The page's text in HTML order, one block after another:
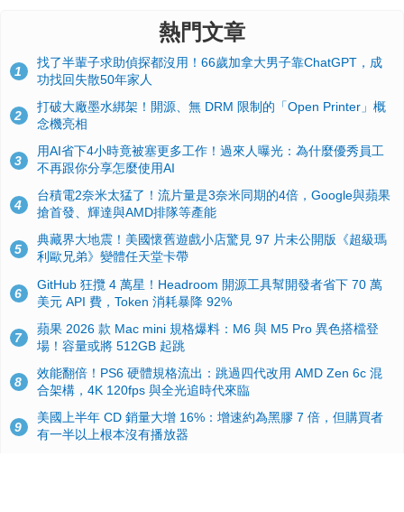
熱門文章
1
找了半輩子求助偵探都沒用！66歲加拿大男子靠ChatGPT，成
功找回失散50年家人
2
打破大廠墨水綁架！開源、無 DRM 限制的「Open Printer」概
念機亮相
3
用AI省下4小時竟被塞更多工作！過來人曝光：為什麼優秀員工
不再跟你分享怎麼使用AI
4
台積電2奈米太猛了！流片量是3奈米同期的4倍，Google與蘋果
搶首發、輝達與AMD排隊等產能
5
典藏界大地震！美國懷舊遊戲小店驚見 97 片未公開版《超級瑪
利歐兄弟》變體任天堂卡帶
6
GitHub 狂攬 4 萬星！Headroom 開源工具幫開發者省下 70 萬
美元 API 費，Token 消耗暴降 92%
7
蘋果 2026 款 Mac mini 規格爆料：M6 與 M5 Pro 異色搭檔登
場！容量或將 512GB 起跳
8
效能翻倍！PS6 硬體規格流出：跳過四代改用 AMD Zen 6c 混
合架構，4K 120fps 與全光追時代來臨
9
美國上半年 CD 銷量大增 16%：增速約為黑膠 7 倍，但購買者
有一半以上根本沒有播放器